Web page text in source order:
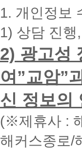
대
폰
입
력
시
면
빠
른
간
내
에
1. 개인정보
1) 상담 진
2) 광고성
여”교암”
신 정보의
(※제휴사 :
해커스종로/